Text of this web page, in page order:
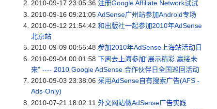
2010-09-17 23:05:36 注册Google Affiliate Network试试
2010-09-16 09:21:05AdSense广州站参加Android专场
2010-09-12 21:54:42 和出版社一起参加2010年AdSense
北京站
2010-09-09 00:55:48 参加2010年AdSense上海站活动日
2010-09-04 00:01:58 下周去上海参加“展示精彩 赢接未
来” ---- 2010 Google AdSense 合作伙伴日全国巡回活动
2010-09-03 23:38:06 采用AdSense自有搜索广告(AFS -
Ads-Only)
2010-07-21 18:02:11 外文网站做AdSense广告实践